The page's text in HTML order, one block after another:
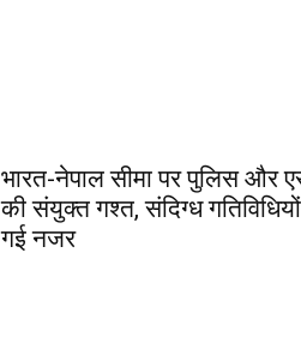
भारत-नेपाल सीमा पर पुलिस और
की संयुक्त गश्त, संदिग्ध
गई नजर